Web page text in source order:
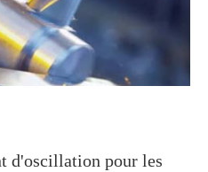
d'oscillation pour les